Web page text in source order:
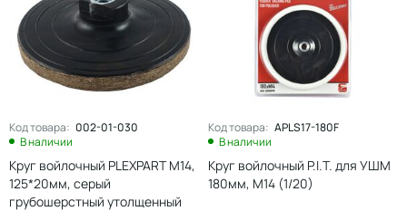
Код товара: 002-01-030
В наличии
Круг войлочный PLEXPART М14,
125*20мм, серый
грубошерстный утолщенный
Код товара: APLS17-180F
В наличии
Круг войлочный P.I.T. для УШМ
180мм, М14 (1/20)